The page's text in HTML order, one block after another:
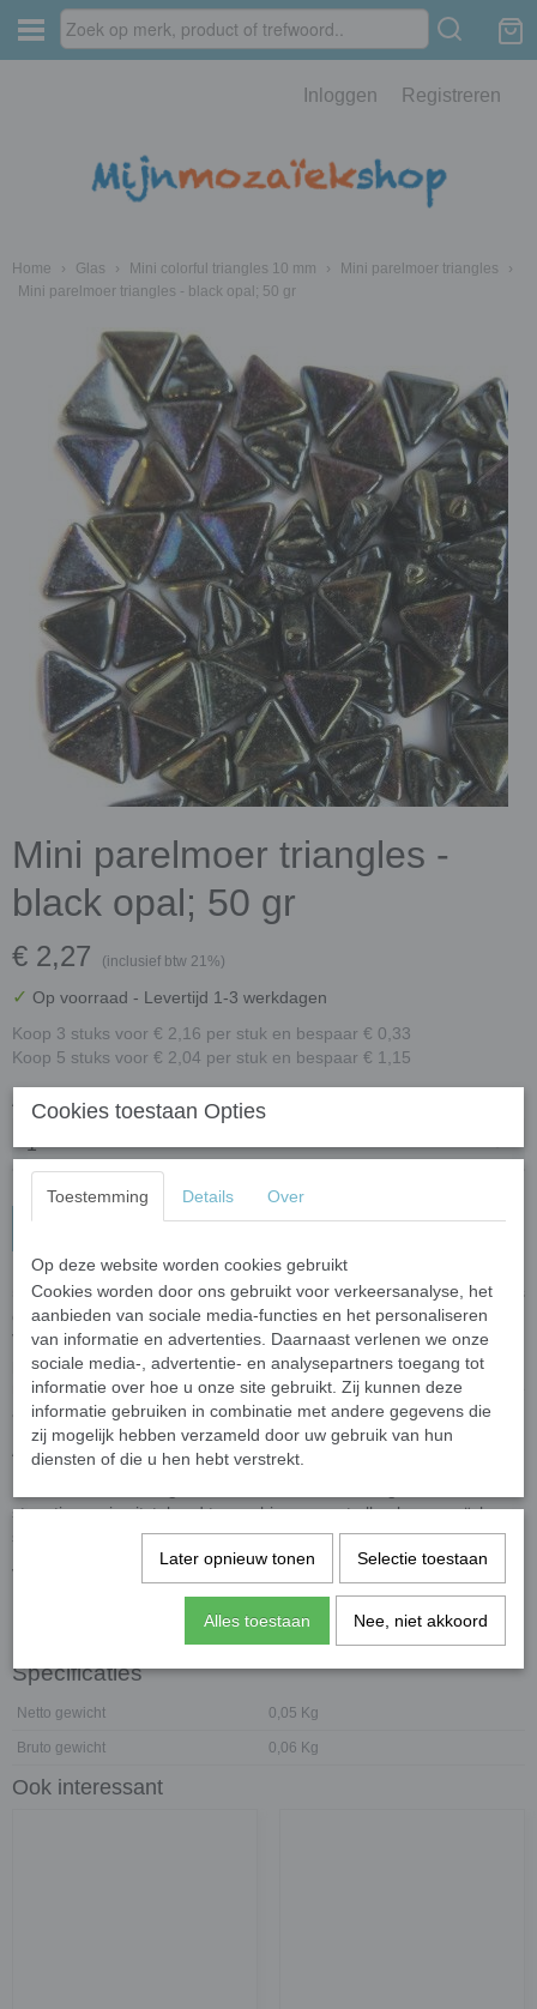
Inloggen Registreren
Home › Glas › Mini colorful triangles 10 mm › Mini parelmoer triangles
›
Mini parelmoer triangles - black opal; 50 gr
Mini parelmoer triangles -
black opal; 50 gr
€ 2,27 (inclusief btw 21%)
✓ Op voorraad - Levertijd 1-3 werkdagen
Koop 3 stuks voor € 2,16 per stuk en bespaar € 0,33
Koop 5 stuks voor € 2,04 per stuk en bespaar € 1,15
Aantal
In winkelwagen
50 gram (circa 85 steentjes) steentjes gemaakt van gerecylced glas
en gekleurd met natuurlijke mineralen en kleur-oxidaten.
Voorbeelden van kleur-oxidaten zijn roest (geoxideerd ijzer) en
patina (geoxideerd koper). Het oppervlak is glad en egaal en
reflecteert het licht voor een levendige kleur. Door de brede selectie
aan kleuren maakt dit een perfecte keuze voor mozaïek.
Afmeting: 10 x 10 x 10 mm. Met een dikte 4 mm.
steentjes en is uitstekend te combineren met alle glas mozaïek
steentjes.
Voor het knippen van de steentjes raden wij de
Specificaties
Netto gewicht 0,05 Kg
Bruto gewicht 0,06 Kg
Ook interessant
Cookies toestaan Opties
Toestemming Details Over
Op deze website worden cookies gebruikt
Cookies worden door ons gebruikt voor verkeersanalyse, het
aanbieden van sociale media-functies en het personaliseren
van informatie en advertenties. Daarnaast verlenen we onze
sociale media-, advertentie- en analysepartners toegang tot
informatie over hoe u onze site gebruikt. Zij kunnen deze
informatie gebruiken in combinatie met andere gegevens die
zij mogelijk hebben verzameld door uw gebruik van hun
diensten of die u hen hebt verstrekt.
Later opnieuw tonen Selectie toestaan
Alles toestaan Nee, niet akkoord